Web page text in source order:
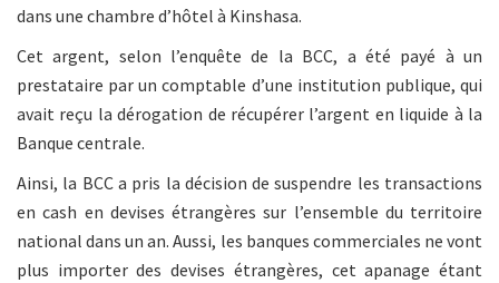
dans une chambre d’hôtel à Kinshasa.
Cet argent, selon l’enquête de la BCC, a été payé à un
prestataire par un comptable d’une institution publique, qui
avait reçu la dérogation de récupérer l’argent en liquide à la
Banque centrale.
Ainsi, la BCC a pris la décision de suspendre les transactions
en cash en devises étrangères sur l’ensemble du territoire
national dans un an. Aussi, les banques commerciales ne vont
plus importer des devises étrangères, cet apanage étant